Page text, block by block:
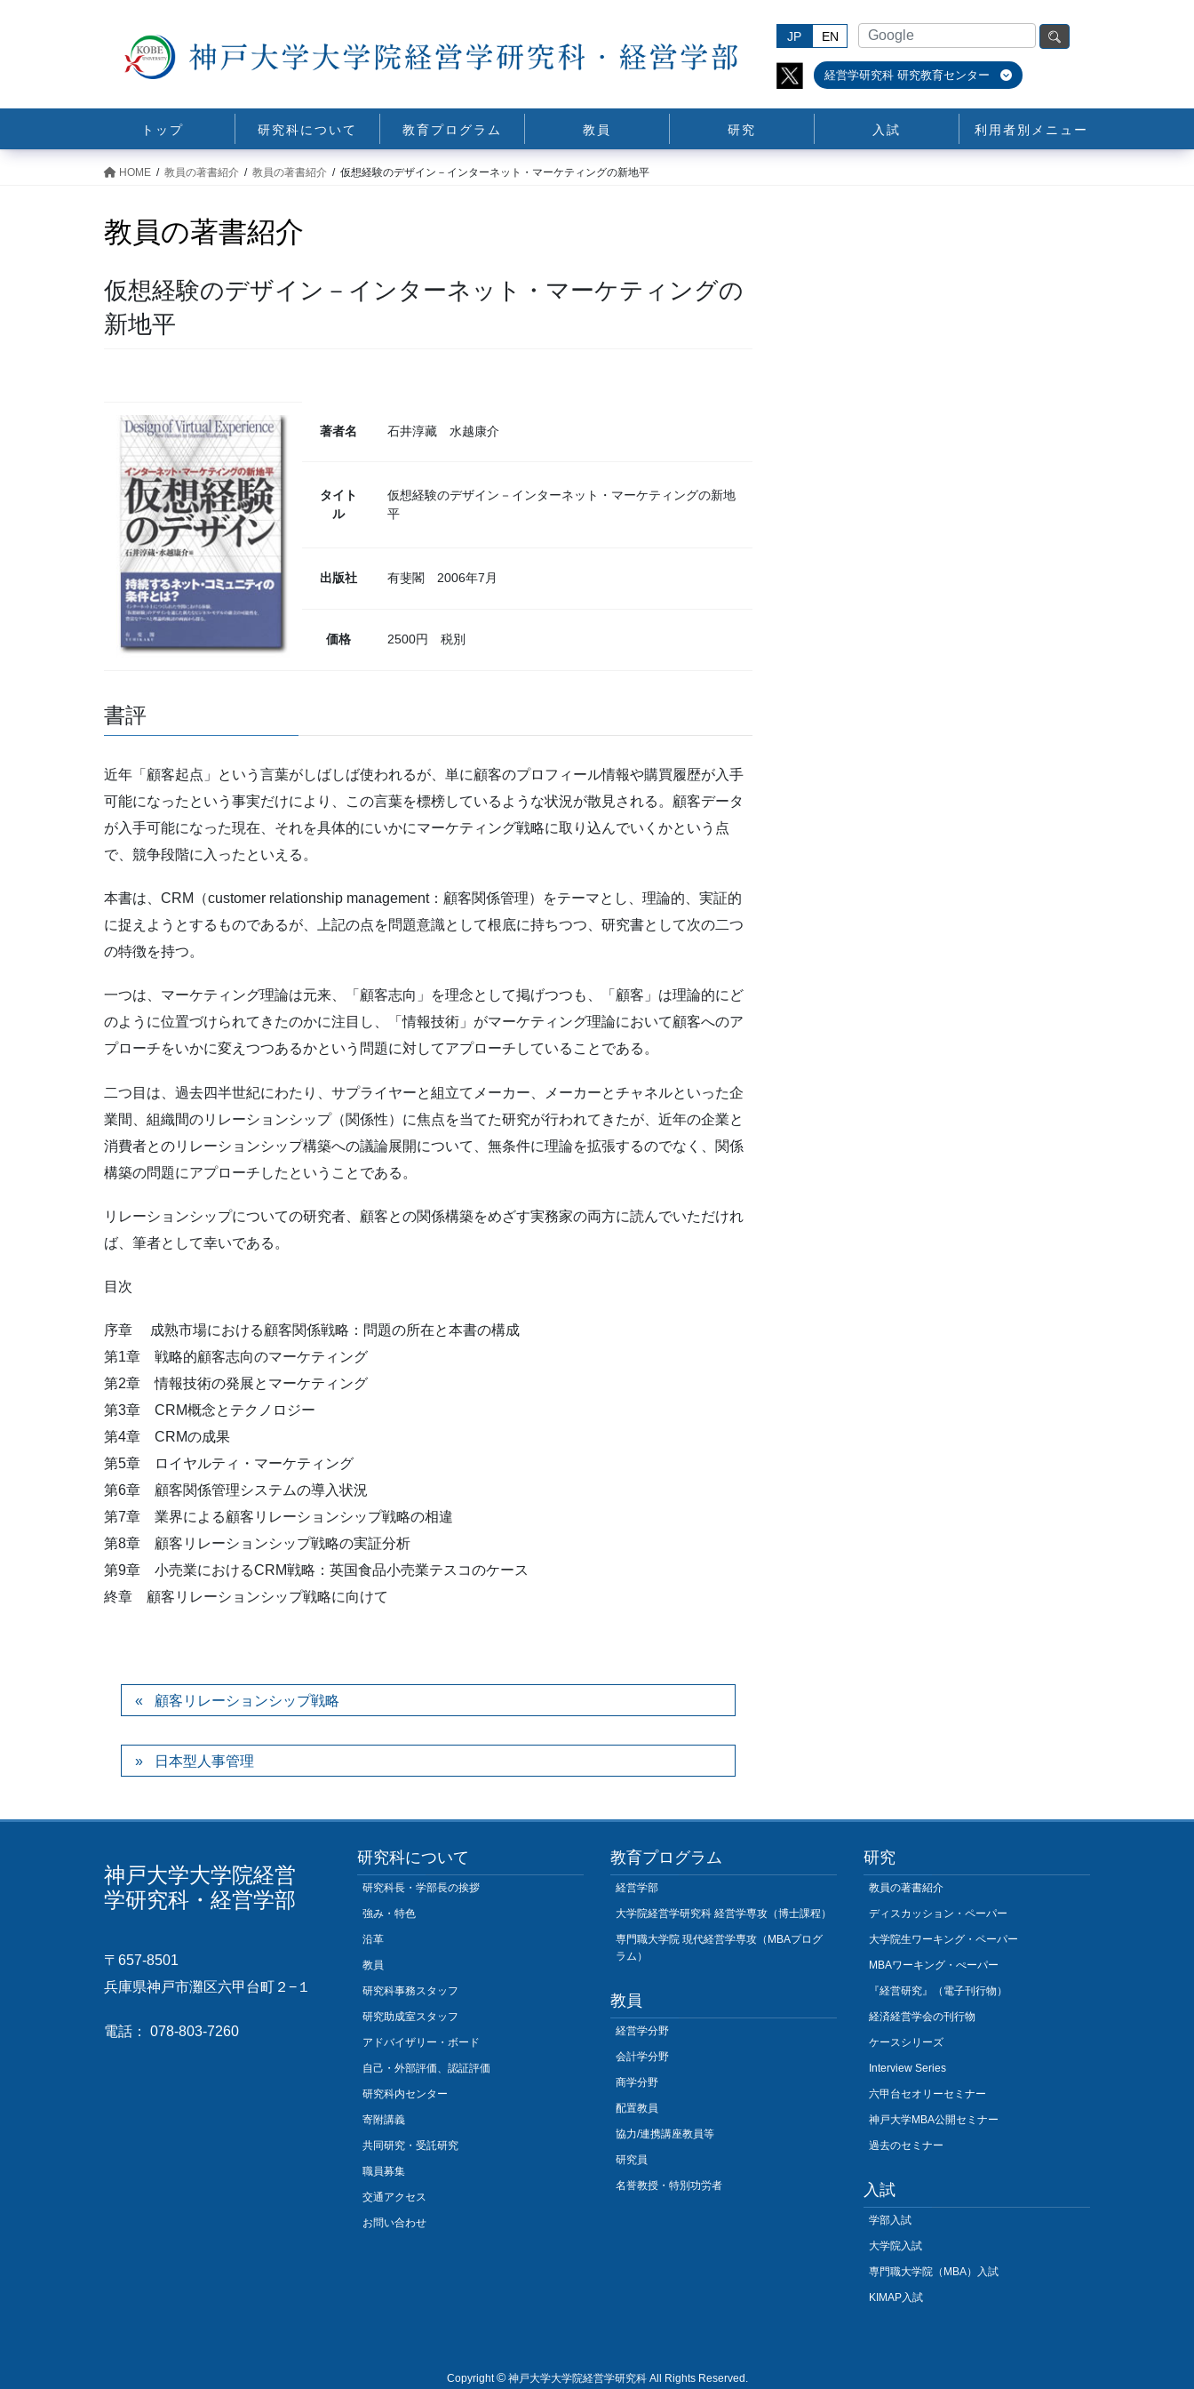
JP EN
経営学研究科 研究教育センター
トップ 研究科について 教育プログラム 教員 研究 入試 利用者別メニュー
HOME 教員の著書紹介 教員の著書紹介 仮想経験のデザイン－インターネット・マーケティングの新地平
教員の著書紹介
仮想経験のデザイン－インターネット・マーケティングの
新地平
著者名 石井淳藏 水越康介
タイト
ル
仮想経験のデザイン－インターネット・マーケティングの新地
平
出版社 有斐閣 2006年7月
価格 2500円 税別
書評
近年「顧客起点」という言葉がしばしば使われるが、単に顧客のプロフィール情報や購買履歴が入手
可能になったという事実だけにより、この言葉を標榜しているような状況が散見される。顧客データ
が入手可能になった現在、それを具体的にいかにマーケティング戦略に取り込んでいくかという点
で、競争段階に入ったといえる。
本書は、CRM（customer relationship management：顧客関係管理）をテーマとし、理論的、実証的
に捉えようとするものであるが、上記の点を問題意識として根底に持ちつつ、研究書として次の二つ
の特徴を持つ。
一つは、マーケティング理論は元来、「顧客志向」を理念として掲げつつも、「顧客」は理論的にど
のように位置づけられてきたのかに注目し、「情報技術」がマーケティング理論において顧客へのア
プローチをいかに変えつつあるかという問題に対してアプローチしていることである。
二つ目は、過去四半世紀にわたり、サプライヤーと組立てメーカー、メーカーとチャネルといった企
業間、組織間のリレーションシップ（関係性）に焦点を当てた研究が行われてきたが、近年の企業と
消費者とのリレーションシップ構築への議論展開について、無条件に理論を拡張するのでなく、関係
構築の問題にアプローチしたということである。
リレーションシップについての研究者、顧客との関係構築をめざす実務家の両方に読んでいただけれ
ば、筆者として幸いである。
目次
序章 成熟市場における顧客関係戦略：問題の所在と本書の構成
第1章 戦略的顧客志向のマーケティング
第2章 情報技術の発展とマーケティング
第3章 CRM概念とテクノロジー
第4章 CRMの成果
第5章 ロイヤルティ・マーケティング
第6章 顧客関係管理システムの導入状況
第7章 業界による顧客リレーションシップ戦略の相違
第8章 顧客リレーションシップ戦略の実証分析
第9章 小売業におけるCRM戦略：英国食品小売業テスコのケース
終章 顧客リレーションシップ戦略に向けて
顧客リレーションシップ戦略
日本型人事管理
神戸大学大学院経営
学研究科・経営学部
〒657-8501
兵庫県神戸市灘区六甲台町２−１
電話： 078-803-7260
研究科について
研究科長・学部長の挨拶
強み・特色
沿革
教員
研究科事務スタッフ
研究助成室スタッフ
アドバイザリー・ボード
自己・外部評価、認証評価
研究科内センター
寄附講義
共同研究・受託研究
職員募集
交通アクセス
お問い合わせ
教育プログラム
経営学部
大学院経営学研究科 経営学専攻（博士課程）
専門職大学院 現代経営学専攻（MBAプログ
ラム）
教員
経営学分野
会計学分野
商学分野
配置教員
協力/連携講座教員等
研究員
名誉教授・特別功労者
研究
教員の著書紹介
ディスカッション・ペーパー
大学院生ワーキング・ペーパー
MBAワーキング・ぺーパー
『経営研究』（電子刊行物）
経済経営学会の刊行物
ケースシリーズ
Interview Series
六甲台セオリーセミナー
神戸大学MBA公開セミナー
過去のセミナー
入試
学部入試
大学院入試
専門職大学院（MBA）入試
KIMAP入試
Copyright©神戸大学大学院経営学研究科 All Rights Reserved.